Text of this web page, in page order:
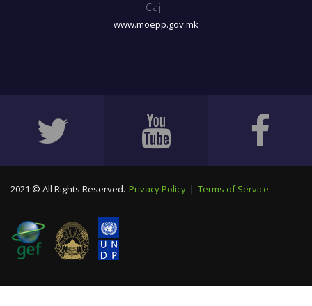
Сајт
www.moepp.gov.mk
2021 © All Rights Reserved. Privacy Policy | Terms of Service